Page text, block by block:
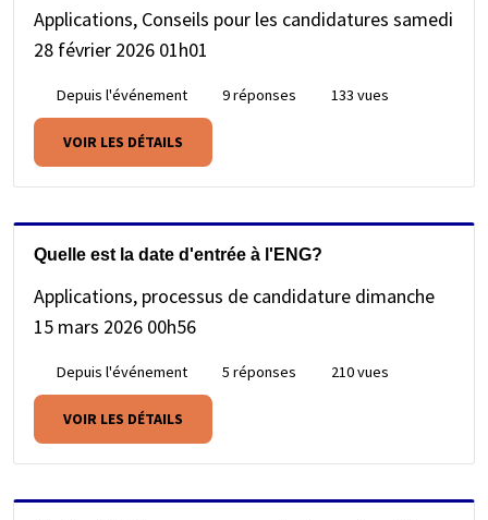
Applications, Conseils pour les candidatures samedi
28 février 2026 01h01
Depuis l'événement 9 réponses 133 vues
VOIR LES DÉTAILS
Quelle est la date d'entrée à l'ENG?
Applications, processus de candidature dimanche
15 mars 2026 00h56
Depuis l'événement 5 réponses 210 vues
VOIR LES DÉTAILS